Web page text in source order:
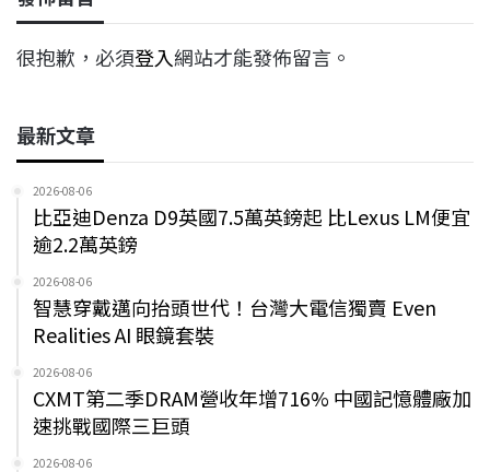
很抱歉，必須登入網站才能發佈留言。
最新文章
2026-08-06
比亞迪Denza D9英國7.5萬英鎊起 比Lexus LM便宜
逾2.2萬英鎊
2026-08-06
智慧穿戴邁向抬頭世代！台灣大電信獨賣 Even
Realities AI 眼鏡套裝
2026-08-06
CXMT第二季DRAM營收年增716% 中國記憶體廠加
速挑戰國際三巨頭
2026-08-06